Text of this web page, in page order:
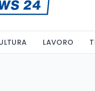
LAVORO